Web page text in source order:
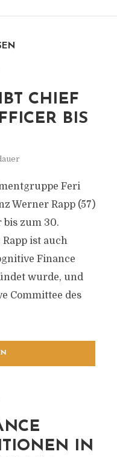
CHIEF
BIS
Feri
Werner Rapp (57)
bis zum 30.
ist auch
Finance
wurde, und
Committee des
IN